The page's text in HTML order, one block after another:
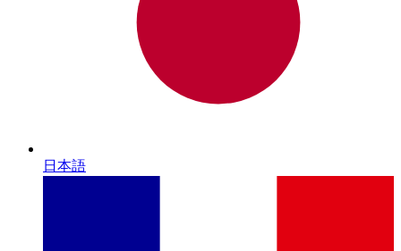
日本語